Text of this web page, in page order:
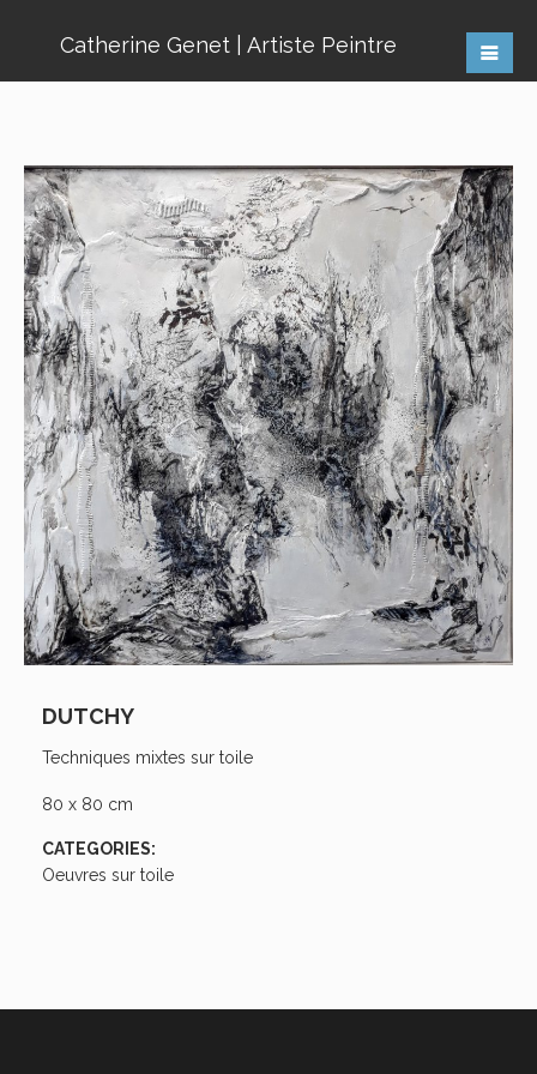
Catherine Genet | Artiste Peintre
DUTCHY
Techniques mixtes sur toile
80 x 80 cm
CATEGORIES:
Oeuvres sur toile